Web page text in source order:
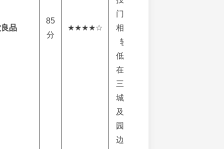
品
85
分
★★★★☆
门槛
相对
较
低，
在二
三线
城市
及校
园周
边店